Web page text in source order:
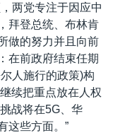
两党专注于因应中
拜登总统、布林肯
做的努力并且向前
在前政府结束任期
人施行的政策)构
续把重点放在人权
战将在5G、华
这些方面。”